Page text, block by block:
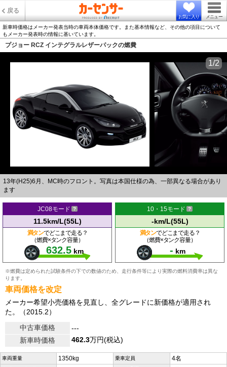
戻る
お気に入り メニュー
新車時価格はメーカー発表当時の車両本体価格です。また基本情報など、その他の項目について
もメーカー発表時の情報に基いています。
プジョー RCZ インテグラルレザーパックの燃費
13年(H25)6月、MC時のフロント。写真は本国仕様の為、一部異なる場合があり
ます
1/2
JC08モード
11.5km/L(55L)
満タンでどこまで走る？
（燃費×タンク容量）
632.5 km
10・15モード
-km/L(55L)
満タンでどこまで走る？
（燃費×タンク容量）
- km
※燃費は定められた試験条件の下での数値のため、走行条件等により実際の燃料消費率は異な
ります。
車両価格を改定
メーカー希望小売価格を見直し、全グレードに新価格が適用され
た。（2015.2）
中古車価格
---
新車時価格
462.3万円(税込)
車両重量 1350kg 乗車定員 4名